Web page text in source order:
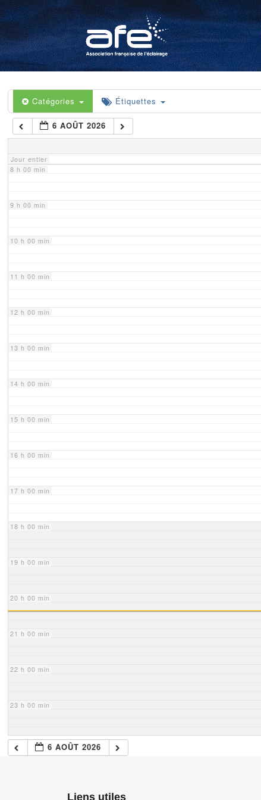
Catégories Étiquettes
6 AOÛT 2026
Jour entier
4 h 00 min
5 h 00 min
6 h 00 min
7 h 00 min
8 h 00 min
9 h 00 min
10 h 00 min
11 h 00 min
12 h 00 min
13 h 00 min
14 h 00 min
15 h 00 min
16 h 00 min
17 h 00 min
18 h 00 min
19 h 00 min
20 h 00 min
21 h 00 min
22 h 00 min
23 h 00 min
6 AOÛT 2026
Liens utiles